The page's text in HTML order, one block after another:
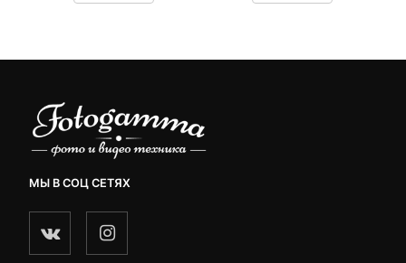
МЫ В СОЦ СЕТЯХ